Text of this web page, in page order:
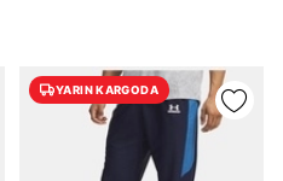
YARIN KARGODA